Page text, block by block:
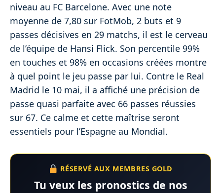
niveau au FC Barcelone. Avec une note
moyenne de 7,80 sur FotMob, 2 buts et 9
passes décisives en 29 matchs, il est le cerveau
de l’équipe de Hansi Flick. Son percentile 99%
en touches et 98% en occasions créées montre
à quel point le jeu passe par lui. Contre le Real
Madrid le 10 mai, il a affiché une précision de
passe quasi parfaite avec 66 passes réussies
sur 67. Ce calme et cette maîtrise seront
essentiels pour l’Espagne au Mondial.
RÉSERVÉ AUX MEMBRES GOLD
Tu veux les pronostics de nos